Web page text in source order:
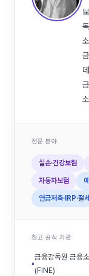
전문 분야
실손·건강보험
자동차보험
연금저축·IRP·절세
참고 공식 기관
▪
금융감독원 금융
(FINE)